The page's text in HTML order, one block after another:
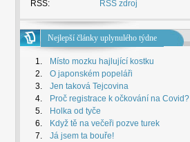
RSS:
RSS zdroj
Nejlepší články uplynulého týdne
1.
Místo mozku hajlující kostku
2.
O japonském popeláři
3.
Jen taková Tejcovina
4.
Proč registrace k očkování na Covid?
5.
Holka od tyče
6.
Když tě na večeři pozve turek
7.
Já jsem ta bouře!